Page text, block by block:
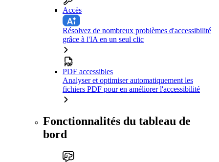
Accès
Résolvez de nombreux problèmes d'accessibilité
grâce à l'IA en un seul clic
PDF accessibles
Analyser et optimiser automatiquement les
fichiers PDF pour en améliorer l'accessibilité
Fonctionnalités du tableau de
bord